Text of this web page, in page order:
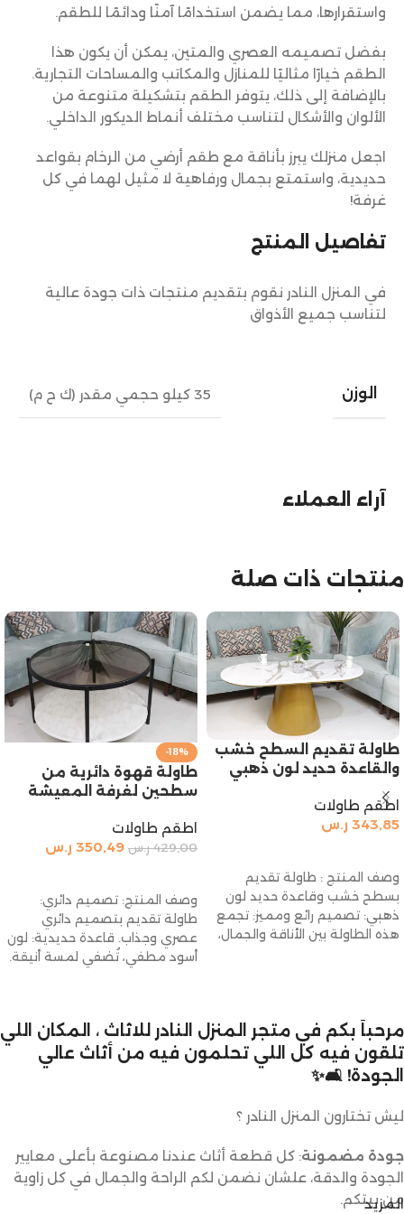
تفاصيل المنتج
في المنزل النادر نقوم بتقديم منتجات ذات جودة عالية
لتناسب جميع الأذواق
الوزن 35 كيلو حجمي مقدر (ك ح م)
واستقرارها، مما يضمن استخدامًا آمنًا ودائمًا للطقم.
بفضل تصميمه العصري والمتين، يمكن أن يكون هذا
الطقم خيارًا مثاليًا للمنازل والمكاتب والمساحات التجارية.
بالإضافة إلى ذلك، يتوفر الطقم بتشكيلة متنوعة من
الألوان والأشكال لتناسب مختلف أنماط الديكور الداخلي.
اجعل منزلك يبرز بأناقة مع طقم أرضي من الرخام بقواعد
حديدية، واستمتع بجمال ورفاهية لا مثيل لهما في كل
غرفة!
آراء العملاء
منتجات ذات صلة
طاولة تقديم السطح خشب
والقاعدة حديد لون ذهبي
اطقم طاولات
343,85 ر.س
وصف المنتج : طاولة تقديم
بسطح خشب وقاعدة حديد لون
ذهبي: تصميم رائع ومميز: تجمع
هذه الطاولة بين الأناقة والجمال،
-18%
طاولة قهوة دائرية من
سطحين لغرفة المعيشة
اطقم طاولات
429,00 ر.س 350,49 ر.س
وصف المنتج: تصميم دائري:
طاولة تقديم بتصميم دائري
عصري وجذاب. قاعدة حديدية: لون
أسود مطفي، تُضفي لمسة أنيقة.
مرحباً بكم في متجر المنزل النادر للاثاث ، المكان اللي
تلقون فيه كل اللي تحلمون فيه من أثاث عالي
الجودة! 🛋️✨
ليش تختارون المنزل النادر ؟
جودة مضمونة: كل قطعة أثاث عندنا مصنوعة بأعلى معايير
الجودة والدقة، علشان نضمن لكم الراحة والجمال في كل زاوية
من بيتكم.
المزيد